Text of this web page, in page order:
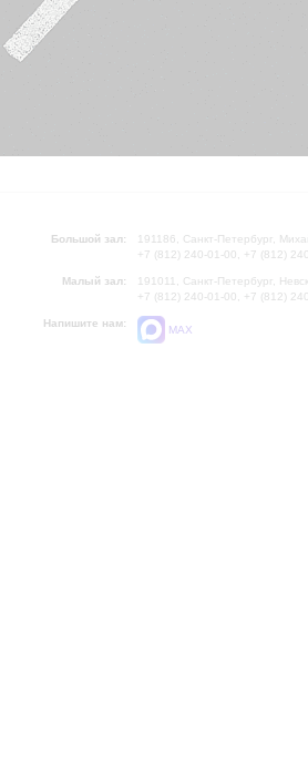
Большой зал:
191186, Санкт-Петербург,
+7 (812) 240-01-00, +7 (812)
Малый зал:
191011, Санкт-Петербург,
+7 (812) 240-01-00, +7 (812)
Напишите нам:
MAX